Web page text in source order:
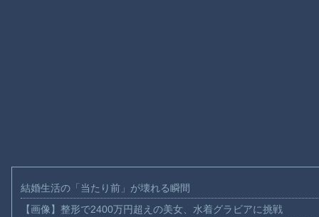
結婚生活の「当たり前」が壊れる瞬間
【画像】整形で2400万円超えの美女、水着グラビアに挑戦